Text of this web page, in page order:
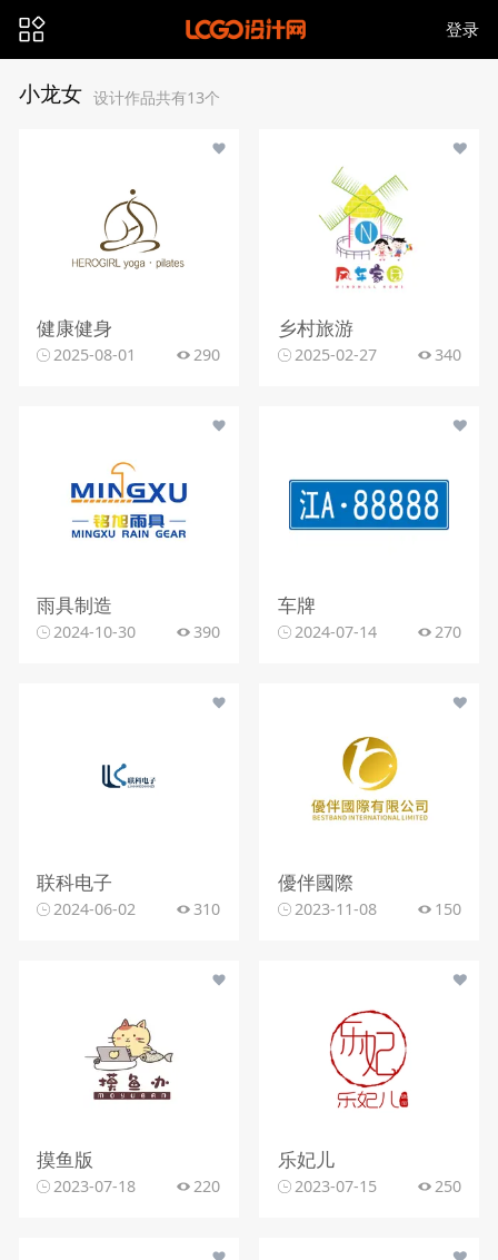
登录
小龙女 设计作品共有13个
健康健身
2025-08-01 290
乡村旅游
2025-02-27 340
雨具制造
2024-10-30 390
车牌
2024-07-14 270
联科电子
2024-06-02 310
優伴國際
2023-11-08 150
摸鱼版
2023-07-18 220
乐妃儿
2023-07-15 250